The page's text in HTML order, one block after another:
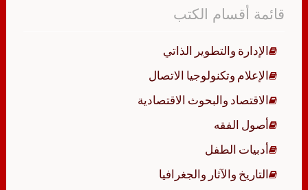
قائمة أقسام الكتب
الإدارة والتطوير الذاتي
الإعلام وتكنولوجيا الاتصال
الاقتصاد والبحوث الاقتصادية
أصول الفقه
أدبيات الطفل
التاريخ والآثار والجغرافيا